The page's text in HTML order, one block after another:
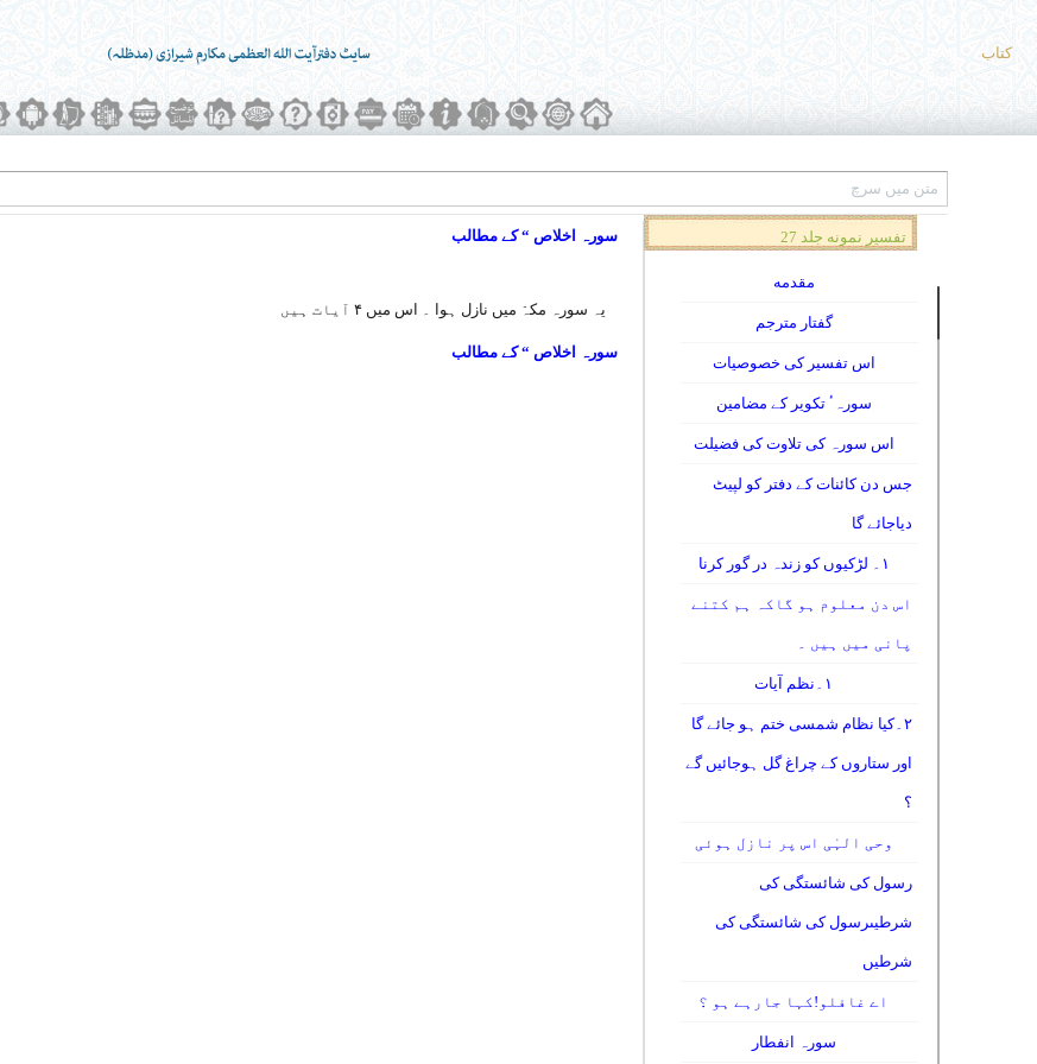
کتاب
تفسیر نمونه جلد 27
مقدمه
گفتار مترجم
اس تفسیر کی خصوصیات
سورہٴ تکویر کے مضامین
اس سورہ کی تلاوت کی فضیلت
جس دن کائنات کے دفتر کو لپیٹ
دیاجائے گا
۱۔ لڑکیوں کو زندہ در گور کرنا
اس دن معلوم ہو گاکہ ہم کتنے
پانی میں ہیں ۔
۱۔نظم آیات
۲۔کیا نظام شمسی ختم ہو جائے گا
اور ستاروں کے چراغ گل ہوجائیں گے
؟
وحی الہٰی اس پر نازل ہوئی
رسول کی شائستگی کی
شرطیںرسول کی شائستگی کی
شرطیں
اے غافلو!کہا جارہے ہو ؟
سورہ انفطار
سورہ اخلاص “ کے مطالب
یہ سورہ مکہّ میں نازل ہوا ۔ اس میں ۴ آیات ہیں
سورہ اخلاص “ کے مطالب